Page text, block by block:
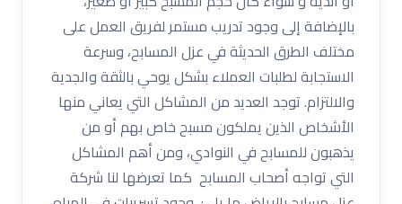
بالإضافة إلى وجود تدريب مستمر لفريق العمل على
مختلف الطرق الحديثة في عزل المسابح، وسرعة
الاستجابة لطلبات العملاء بشكل يوحي بالثقة والجدية
والالتزام. توجد العديد من المشاكل التي يعاني منها
الأشخاص الذين يملكون مسبح خاص بهم أو من
يذهبون للمسابح في النوادي، ومن أهم المشاكل
التي تواجه أصحاب المسابح كما تعرضها لنا شركة